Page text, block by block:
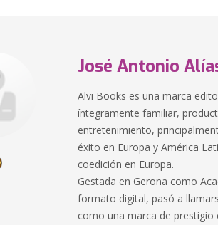
José Antonio
Alvi Books es una marca
íntegramente familiar,
entretenimiento,
éxito en Europa y América
coedición en Europa.
Gestada en Gerona como
formato digital, pasó a
como una marca de